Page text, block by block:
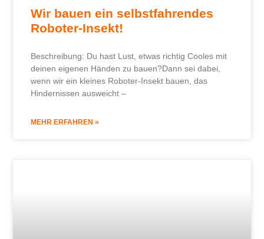
Wir bauen ein selbstfahrendes
Roboter-Insekt!
Beschreibung: Du hast Lust, etwas richtig Cooles mit
deinen eigenen Händen zu bauen?Dann sei dabei,
wenn wir ein kleines Roboter-Insekt bauen, das
Hindernissen ausweicht –
MEHR ERFAHREN »